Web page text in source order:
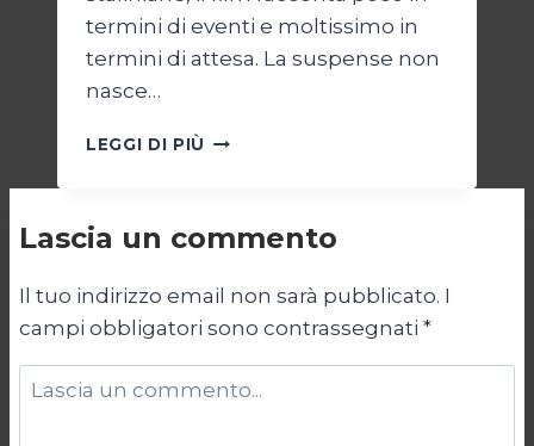
termini di eventi e moltissimo in
termini di attesa. La suspense non
nasce…
LEGGI DI PIÙ DUE
Lascia un commento
Il tuo indirizzo email non sarà pubblicato. I
campi obbligatori sono contrassegnati *